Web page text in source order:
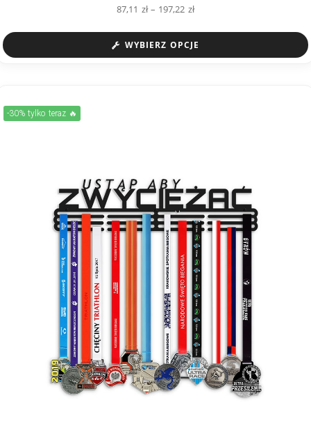
87,11 zł – 197,22 zł
WYBIERZ OPCJE
-30% tylko teraz 🔥